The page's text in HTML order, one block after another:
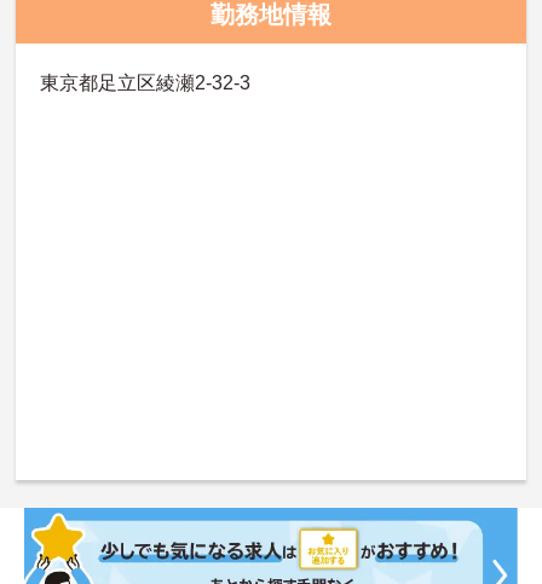
勤務地情報
東京都足立区綾瀬2-32-3